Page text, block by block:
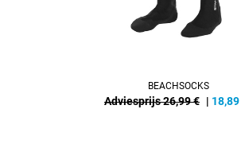
BEACHSOCKS
Adviesprijs 26,99 € | 18,89